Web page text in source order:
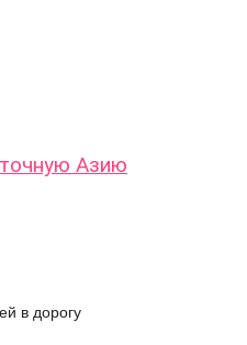
Азию
в дорогу